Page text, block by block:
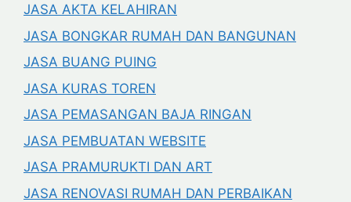
JASA AKTA KELAHIRAN
JASA BONGKAR RUMAH DAN BANGUNAN
JASA BUANG PUING
JASA KURAS TOREN
JASA PEMASANGAN BAJA RINGAN
JASA PEMBUATAN WEBSITE
JASA PRAMURUKTI DAN ART
JASA RENOVASI RUMAH DAN PERBAIKAN